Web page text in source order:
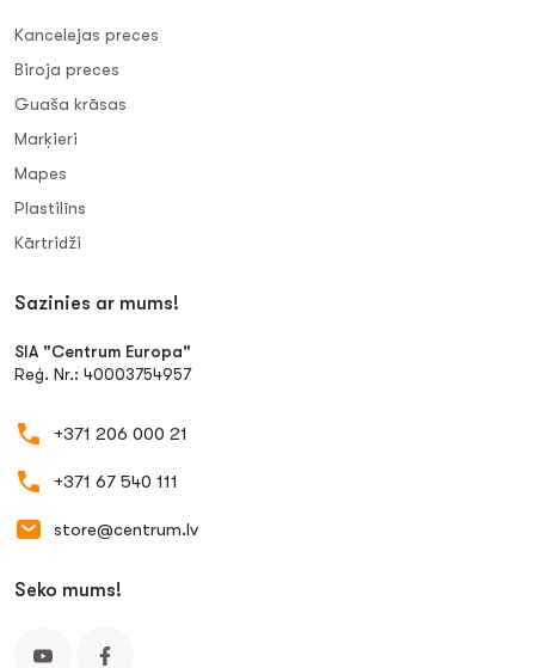
Kancelejas preces
Biroja preces
Guaša krāsas
Marķieri
Mapes
Plastilīns
Kārtridži
Sazinies ar mums!
SIA "Centrum Europa"
Reģ. Nr.: 40003754957
+371 206 000 21
+371 67 540 111
store@centrum.lv
Seko mums!